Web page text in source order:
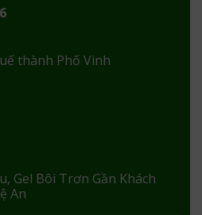
thành Phố Vinh
Gel Bôi Trơn Gần Khách
An